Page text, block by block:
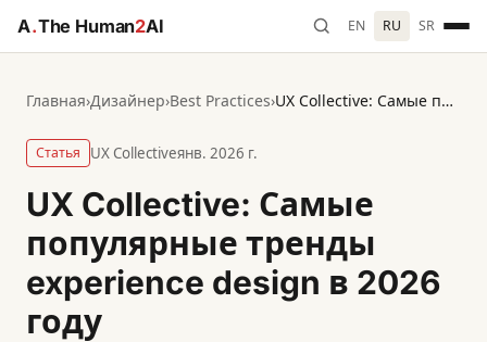
A.The Human2AI EN RU SR
Главная›Дизайнер›Best Practices› UX Collective: Самые популярные тренды experience design в 2026 году
Статья UX Collectiveянв. 2026 г.
UX Collective: Самые
популярные тренды
experience design в 2026
году